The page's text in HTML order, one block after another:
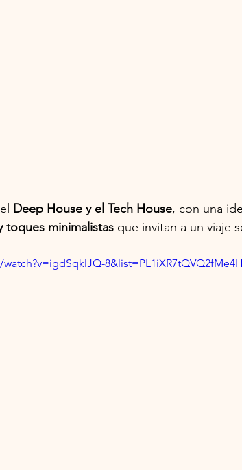
Deep House y el Tech House, con una
toques minimalistas que invitan a un viaje